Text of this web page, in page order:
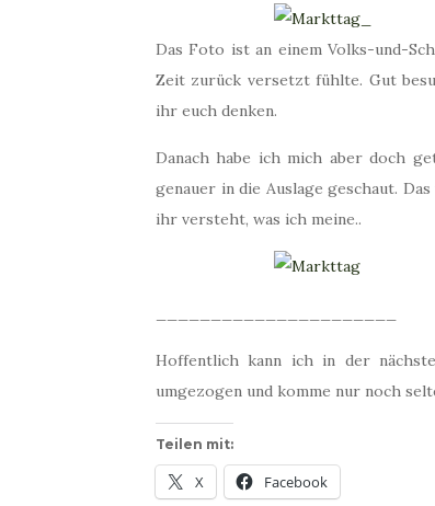
Das Foto ist an einem Volks-und-
Zeit zurück versetzt fühlte. Gut
ihr euch denken.
Danach habe ich mich aber doch
genauer in die Auslage geschaut.
ihr versteht, was ich meine..
Hoffentlich kann ich in der
umgezogen und komme nur noch
Teilen mit:
X Facebook